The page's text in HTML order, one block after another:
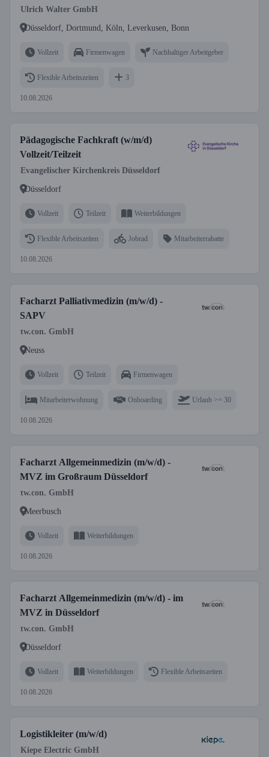
Ulrich Walter GmbH
Düsseldorf, Dortmund, Köln, Leverkusen, Bonn
Vollzeit Firmenwagen Nachhaltiger Arbeitgeber
Flexible Arbeitszeiten 3
10.08.2026
Pädagogische Fachkraft (w/m/d)
Vollzeit/Teilzeit
Evangelischer Kirchenkreis Düsseldorf
Düsseldorf
Vollzeit Teilzeit Weiterbildungen
Flexible Arbeitszeiten Jobrad Mitarbeiterrabatte
10.08.2026
Facharzt Palliativmedizin (m/w/d) -
SAPV
tw.con. GmbH
Neuss
Vollzeit Teilzeit Firmenwagen
Mitarbeiterwohnung Onboarding Urlaub >= 30
10.08.2026
Facharzt Allgemeinmedizin (m/w/d) -
MVZ im Großraum Düsseldorf
tw.con. GmbH
Meerbusch
Vollzeit Weiterbildungen
10.08.2026
Facharzt Allgemeinmedizin (m/w/d) - im
MVZ in Düsseldorf
tw.con. GmbH
Düsseldorf
Vollzeit Weiterbildungen Flexible Arbeitszeiten
10.08.2026
Logistikleiter (m/w/d)
Kiepe Electric GmbH